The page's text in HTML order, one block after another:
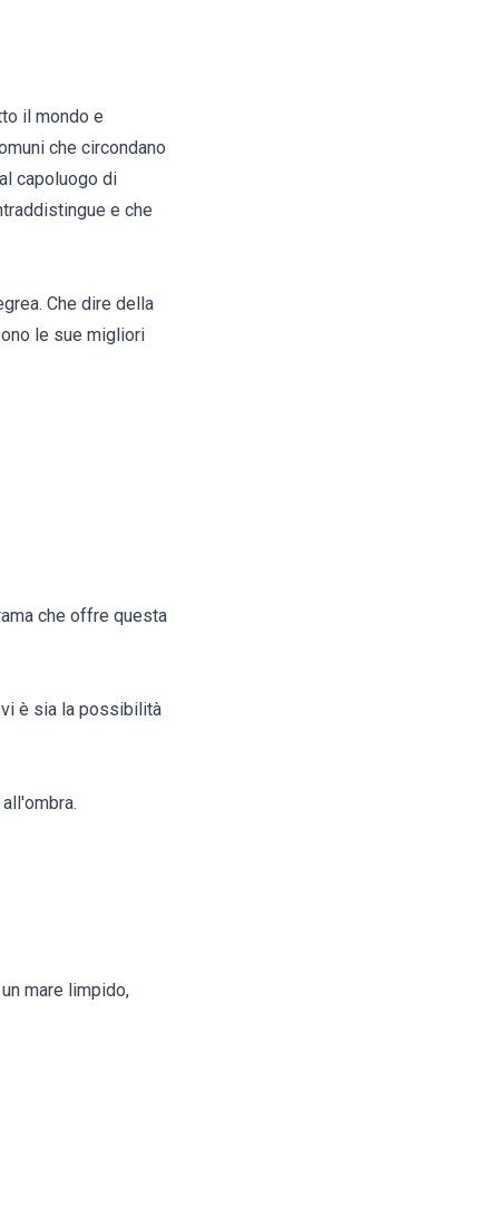
il mondo e
che circondano
capoluogo di
e che
Che dire della
le sue migliori
che offre questa
è sia la possibilità
mare limpido,